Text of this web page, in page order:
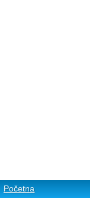
Početna